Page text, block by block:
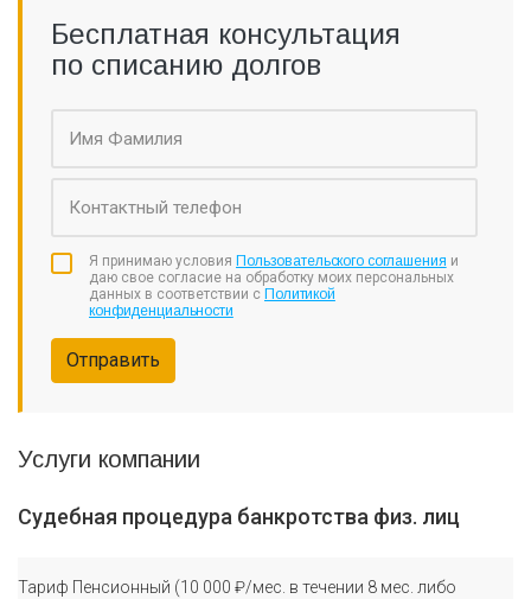
попавших в долговую яму.
Бесплатная консультация
по списанию долгов
Я принимаю условия Пользовательского соглашения и
даю свое согласие на обработку моих персональных
данных в соответствии с Политикой
конфиденциальности
Отправить
Услуги компании
Судебная процедура банкротства физ. лиц
Тариф Пенсионный (10 000 ₽/мес. в течении 8 мес. либо